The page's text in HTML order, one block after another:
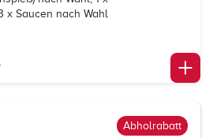
x Saucen nach Wahl
Abholrabatt